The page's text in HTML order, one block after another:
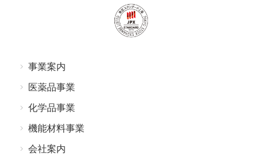
事業案内
医薬品事業
化学品事業
機能材料事業
会社案内